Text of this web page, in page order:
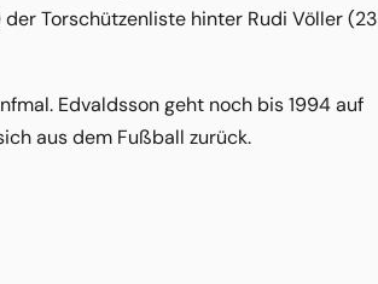
der Torschützenliste hinter Rudi Völler (23
Edvaldsson geht noch bis 1994 auf
aus dem Fußball zurück.